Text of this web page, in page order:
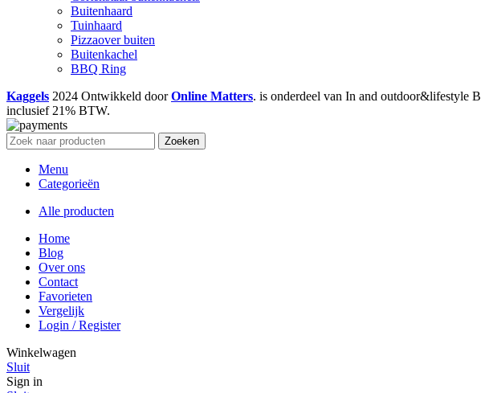
Buitenhaard
Tuinhaard
Pizzaover buiten
Buitenkachel
BBQ Ring
Kaggels 2024 Ontwikkeld doorOnline Matters. is onderdeel van In and outdoor&lifestyle
inclusief 21% BTW.
Zoeken
Menu
Categorieën
Alle producten
Home
Blog
Over ons
Contact
Favorieten
Vergelijk
Login / Register
Winkelwagen
Sluit
Sign in